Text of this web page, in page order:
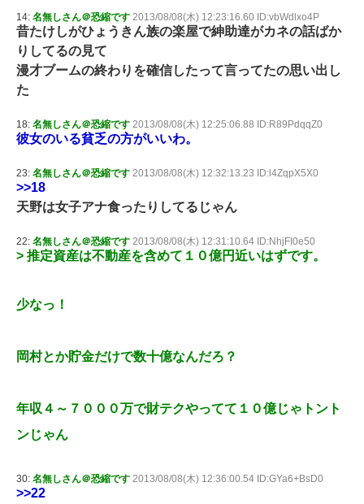
14: 名無しさん＠恐縮です 2013/08/08(木) 12:23:16.60 ID:vbWdlxo4P
昔たけしがひょうきん族の楽屋で紳助達がカネの話ばか
りしてるの見て
漫才ブームの終わりを確信したって言ってたの思い出し
た
18: 名無しさん＠恐縮です 2013/08/08(木) 12:25:06.88 ID:R89PdqqZ0
彼女のいる貧乏の方がいいわ。
23: 名無しさん＠恐縮です 2013/08/08(木) 12:32:13.23 ID:l4ZqpX5X0
>>18
天野は女子アナ食ったりしてるじゃん
22: 名無しさん＠恐縮です 2013/08/08(木) 12:31:10.64 ID:NhjFI0e50
> 推定資産は不動産を含めて１０億円近いはずです。
少なっ！
岡村とか貯金だけで数十億なんだろ？
年収４～７０００万で財テクやってて１０億じゃトント
ンじゃん
30: 名無しさん＠恐縮です 2013/08/08(木) 12:36:00.54 ID:GYa6+BsD0
>>22